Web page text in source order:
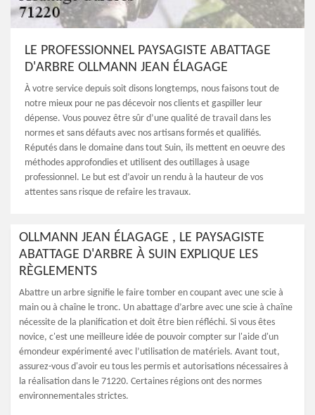
LE PROFESSIONNEL PAYSAGISTE ABATTAGE
D'ARBRE OLLMANN JEAN ÉLAGAGE
À votre service depuis soit disons longtemps, nous faisons tout de
notre mieux pour ne pas décevoir nos clients et gaspiller leur
dépense. Vous pouvez être sûr d’une qualité de travail dans les
normes et sans défauts avec nos artisans formés et qualifiés.
Réputés dans le domaine dans tout Suin, ils mettent en oeuvre des
méthodes approfondies et utilisent des outillages à usage
professionnel. Le but est d’avoir un rendu à la hauteur de vos
attentes sans risque de refaire les travaux.
OLLMANN JEAN ÉLAGAGE , LE PAYSAGISTE
ABATTAGE D'ARBRE À SUIN EXPLIQUE LES
RÈGLEMENTS
Abattre un arbre signifie le faire tomber en coupant avec une scie à
main ou à chaîne le tronc. Un abattage d’arbre avec une scie à chaîne
nécessite de la planification et doit être bien réfléchi. Si vous êtes
novice, c'est une meilleure idée de pouvoir compter sur l'aide d'un
émondeur expérimenté avec l’utilisation de matériels. Avant tout,
assurez-vous d'avoir eu tous les permis et autorisations nécessaires à
la réalisation dans le 71220. Certaines régions ont des normes
environnementales strictes.